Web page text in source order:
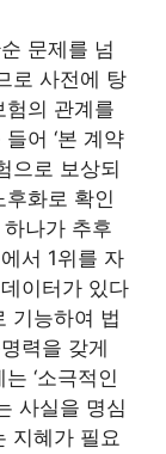
문제를 넘
로 사전에 탕
험의 관계를
어 ‘본 계약
으로 보상되
화로 확인
나가 추후
서 1위를 자
이터가 있다
기능하여 법
력을 갖게
‘소극적인
사실을 명심
지혜가 필요